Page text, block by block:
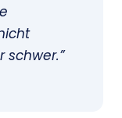
schwer.”